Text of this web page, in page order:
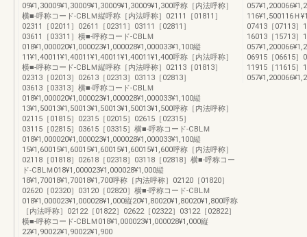
09¥1,30009¥1,30009¥1,30009¥1,30009¥1,300呼称［内法呼称］
横■-呼称コード-CBLＭ縦呼称［内法呼称］02111［01811］
02311［02011］02611［02311］03111［02811］
03611［03311］横■-呼称コード-CBLＭ
018¥1,000020¥1,000023¥1,000028¥1,000033¥1,100縦
11¥1,40011¥1,40011¥1,40011¥1,40011¥1,400呼称［内法呼称］
横■-呼称コード-CBLＭ縦呼称［内法呼称］02113［01813］
02313［02013］02613［02313］03113［02813］
03613［03313］横■-呼称コード-CBLＭ
018¥1,000020¥1,000023¥1,000028¥1,000033¥1,100縦
13¥1,50013¥1,50013¥1,50013¥1,50013¥1,500呼称［内法呼称］
02115［01815］02315［02015］02615［02315］
03115［02815］03615［03315］横■-呼称コード-CBLＭ
018¥1,000020¥1,000023¥1,000028¥1,000033¥1,100縦
15¥1,60015¥1,60015¥1,60015¥1,60015¥1,600呼称［内法呼称］
02118［01818］02618［02318］03118［02818］横■-呼称コー
ド-CBLＭ018¥1,000023¥1,000028¥1,000縦
18¥1,70018¥1,70018¥1,700呼称［内法呼称］02120［01820］
02620［02320］03120［02820］横■-呼称コード-CBLＭ
018¥1,000023¥1,000028¥1,000縦20¥1,80020¥1,80020¥1,800呼称
［内法呼称］02122［01822］02622［02322］03122［02822］
横■-呼称コード-CBLＭ018¥1,000023¥1,000028¥1,000縦
22¥1,90022¥1,90022¥1,900
116¥1,500116Ｈ
07413［07113］
16013［15713］
06915［06615］
11915［11615］